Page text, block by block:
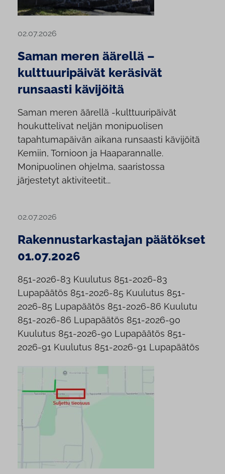
02.07.2026
Saman meren äärellä –
kulttuuripäivät keräsivät
runsaasti kävijöitä
Saman meren äärellä -kulttuuripäivät
houkuttelivat neljän monipuolisen
tapahtumapäivän aikana runsaasti kävijöitä
Kemiin, Tornioon ja Haaparannalle.
Monipuolinen ohjelma, saaristossa
järjestetyt aktiviteetit...
02.07.2026
Rakennustarkastajan päätökset
01.07.2026
851-2026-83 Kuulutus 851-2026-83
Lupapäätös 851-2026-85 Kuulutus 851-
2026-85 Lupapäätös 851-2026-86 Kuulutu
851-2026-86 Lupapäätös 851-2026-90
Kuulutus 851-2026-90 Lupapäätös 851-
2026-91 Kuulutus 851-2026-91 Lupapäätös